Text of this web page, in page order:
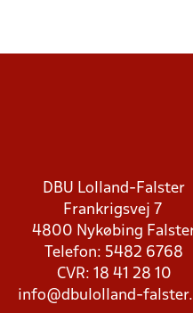
DBU Lolland-Falster
Frankrigsvej 7
4800 Nykøbing
Telefon: 5482 6768
CVR: 18 41 28 10
info@dbulolland-